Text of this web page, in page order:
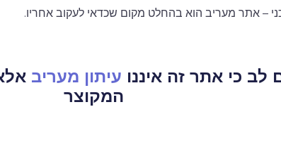
– אתר מעריב הוא בהחלט מקום שכדאי לעקוב אחריו.
לב כי אתר זה איננו עיתון מעריב
המקוצר